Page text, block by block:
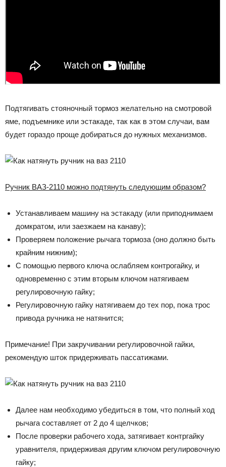
Подтягивать стояночный тормоз желательно на смотровой
яме, подъемнике или эстакаде, так как в этом случаи, вам
будет гораздо проще добираться до нужных механизмов.
Ручник ВАЗ-2110 можно подтянуть следующим образом?
Устанавливаем машину на эстакаду (или приподнимаем
домкратом, или заезжаем на канаву);
Проверяем положение рычага тормоза (оно должно быть
крайним нижним);
С помощью первого ключа ослабляем контрогайку, и
одновременно с этим вторым ключом натягиваем
регулировочную гайку;
Регулировочную гайку натягиваем до тех пор, пока трос
привода ручника не натянится;
Примечание! При закручивании регулировочной гайки,
рекомендую шток придерживать пассатижами.
Далее нам необходимо убедиться в том, что полный ход
рычага составляет от 2 до 4 щелчков;
После проверки рабочего хода, затягивает контргайку
уравнителя, придерживая другим ключом регулировочную
гайку;